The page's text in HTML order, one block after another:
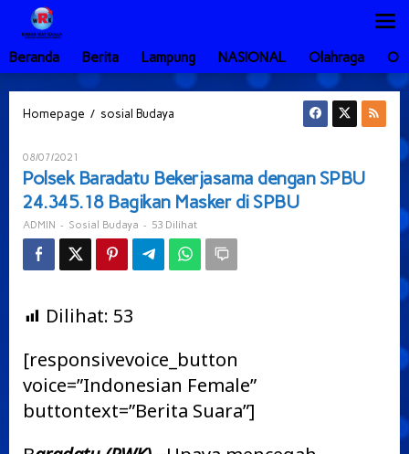
Lewati
konten
Beranda
Berita Lampung NASIONAL Olahraga
Homepage / sosial Budaya
SPBU
24.345.18
Masker
di
SPBU
08/07/2021
ADMIN
Polsek Baradatu Bekerjasama dengan SPBU
24.345.18 Bagikan Masker di SPBU
ADMIN - Sosial Budaya - 53 Dilihat
Dilihat: 53
[responsivevoice_button
voice=”Indonesian Female”
buttontext=”Berita Suara”]